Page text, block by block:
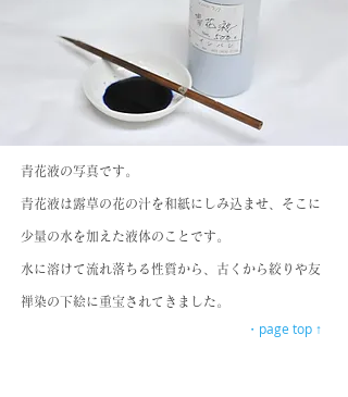
青花液の写真です。
青花液は露草の花の汁を和紙にしみ込ませ、そこに
少量の水を加えた液体のことです。
水に溶けて流れ落ちる性質から、古くから絞りや友
禅染の下絵に重宝されてきました。
・page top ↑